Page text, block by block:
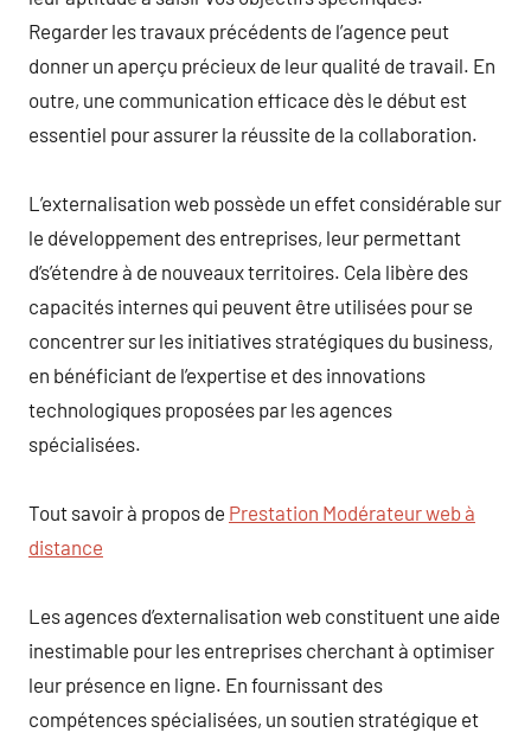
Regarder les travaux précédents de l’agence peut
donner un aperçu précieux de leur qualité de travail. En
outre, une communication efficace dès le début est
essentiel pour assurer la réussite de la collaboration.
L’externalisation web possède un effet considérable sur
le développement des entreprises, leur permettant
d’s’étendre à de nouveaux territoires. Cela libère des
capacités internes qui peuvent être utilisées pour se
concentrer sur les initiatives stratégiques du business,
en bénéficiant de l’expertise et des innovations
technologiques proposées par les agences
spécialisées.
Tout savoir à propos de Prestation Modérateur web à
distance
Les agences d’externalisation web constituent une aide
inestimable pour les entreprises cherchant à optimiser
leur présence en ligne. En fournissant des
compétences spécialisées, un soutien stratégique et